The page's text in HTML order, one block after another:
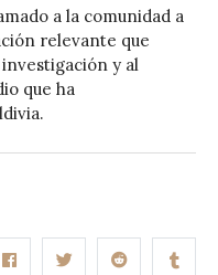
a la comunidad a
relevante que
y al
que ha